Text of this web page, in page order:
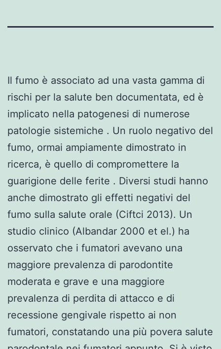
Il fumo è associato ad una vasta gamma di
rischi per la salute ben documentata, ed è
implicato nella patogenesi di numerose
patologie sistemiche . Un ruolo negativo del
fumo, ormai ampiamente dimostrato in
ricerca, è quello di compromettere la
guarigione delle ferite . Diversi studi hanno
anche dimostrato gli effetti negativi del
fumo sulla salute orale (Ciftci 2013). Un
studio clinico (Albandar 2000 et el.) ha
osservato che i fumatori avevano una
maggiore prevalenza di parodontite
moderata e grave e una maggiore
prevalenza di perdita di attacco e di
recessione gengivale rispetto ai non
fumatori, constatando una più povera salute